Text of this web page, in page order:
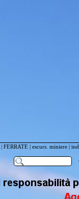
FERRATE escurs. miniere